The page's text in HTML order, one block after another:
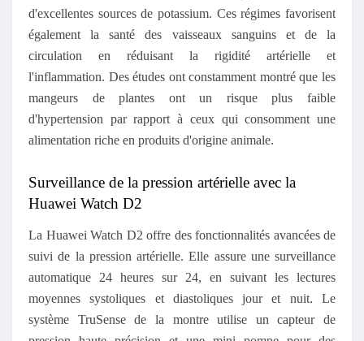
d'excellentes sources de potassium. Ces régimes favorisent
également la santé des vaisseaux sanguins et de la
circulation en réduisant la rigidité artérielle et
l'inflammation. Des études ont constamment montré que les
mangeurs de plantes ont un risque plus faible
d'hypertension par rapport à ceux qui consomment une
alimentation riche en produits d'origine animale.
Surveillance de la pression artérielle avec la
Huawei Watch D2
La Huawei Watch D2 offre des fonctionnalités avancées de
suivi de la pression artérielle. Elle assure une surveillance
automatique 24 heures sur 24, en suivant les lectures
moyennes systoliques et diastoliques jour et nuit. Le
système TruSense de la montre utilise un capteur de